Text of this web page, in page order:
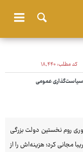
کد مطلب:۱۸٬۴۴۰
سیاست‌گذاری عمومی
روم نخستین دولت بزرگی
مجانی کرد؛ هزینه‌اش را از